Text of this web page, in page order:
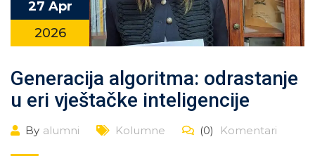
27 Apr
2026
Generacija algoritma: odrastanje
u eri vještačke inteligencije
By alumni Kolumne (0) Komentari